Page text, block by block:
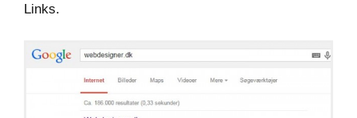
Links.